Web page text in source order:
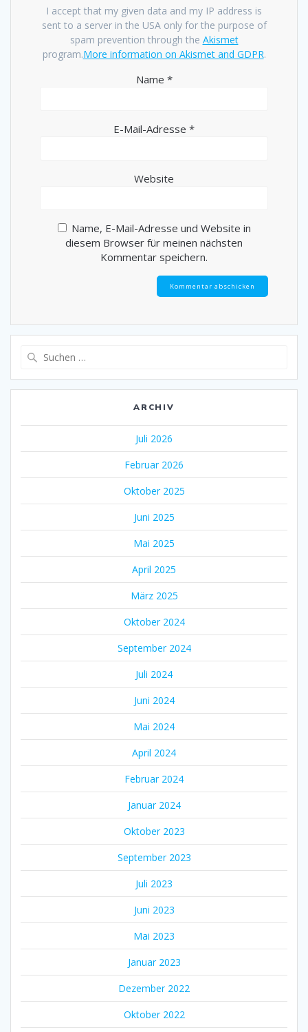
I accept that my given data and my IP address is
sent to a server in the USA only for the purpose of
spam prevention through the Akismet
program.More information on Akismet and GDPR.
Name *
E-Mail-Adresse *
Website
Name, E-Mail-Adresse und Website in
diesem Browser für meinen nächsten
Kommentar speichern.
ARCHIV
Juli 2026
Februar 2026
Oktober 2025
Juni 2025
Mai 2025
April 2025
März 2025
Oktober 2024
September 2024
Juli 2024
Juni 2024
Mai 2024
April 2024
Februar 2024
Januar 2024
Oktober 2023
September 2023
Juli 2023
Juni 2023
Mai 2023
Januar 2023
Dezember 2022
Oktober 2022